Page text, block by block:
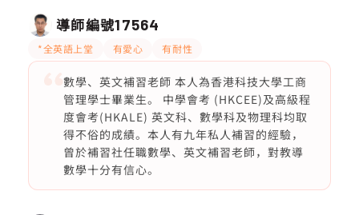
導師編號17564
*全英語上堂 有愛心 有耐性
數學、英文補習老師 本人為香港科技大學工商
管理學士畢業生。 中學會考 (HKCEE)及高級程
度會考(HKALE) 英文科、數學科及物理科均取
得不俗的成績。本人有九年私人補習的經驗，
曾於補習社任職數學、英文補習老師，對教導
數學十分有信心。